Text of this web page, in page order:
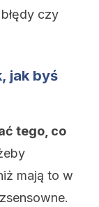
czy
jak byś
tego, co
mają to w